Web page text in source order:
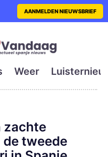
de eerste
AANMELDEN NIEUWSBRIEF
Weer
zachte
tweede